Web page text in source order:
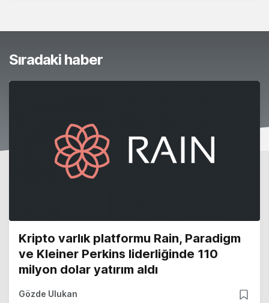
Sıradaki haber
Kripto varlık platformu Rain, Paradigm
ve Kleiner Perkins liderliğinde 110
milyon dolar yatırım aldı
Gözde Ulukan